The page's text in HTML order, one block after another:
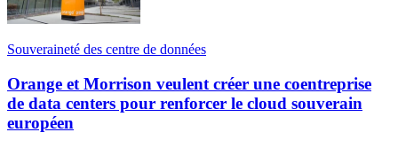
Souveraineté des centre de données
Orange et Morrison veulent créer une coentreprise
de data centers pour renforcer le cloud souverain
européen